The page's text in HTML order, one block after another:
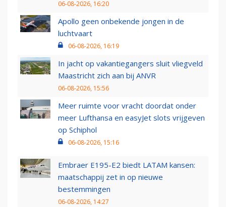
06-08-2026, 16:20
Apollo geen onbekende jongen in de
luchtvaart
06-08-2026, 16:19
In jacht op vakantiegangers sluit vliegveld
Maastricht zich aan bij ANVR
06-08-2026, 15:56
Meer ruimte voor vracht doordat onder
meer Lufthansa en easyJet slots vrijgeven
op Schiphol
06-08-2026, 15:16
Embraer E195-E2 biedt LATAM kansen:
maatschappij zet in op nieuwe
bestemmingen
06-08-2026, 14:27